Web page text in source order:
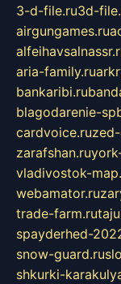
3-d-file.ru3d-
airgungames.ru
aria-family.ru
bankaribi.ru
blagodarenie-
cardvoice.ru
zarafshan.ru
vladivostok-
webamator.ru
trade-farm.ru
spayderhed-
snow-guard.ru
shkurki-